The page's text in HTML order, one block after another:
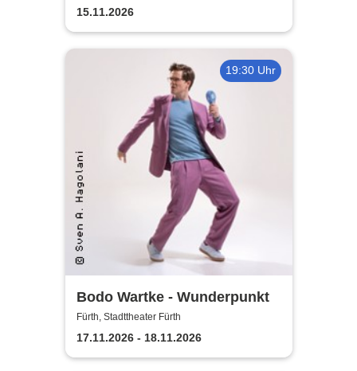
15.11.2026
19:30 Uhr
Bodo Wartke - Wunderpunkt
Fürth, Stadttheater Fürth
17.11.2026 - 18.11.2026